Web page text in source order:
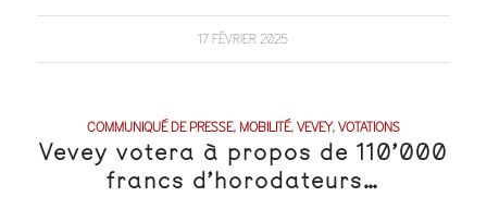
17 FÉVRIER 2025
COMMUNIQUÉ DE PRESSE, MOBILITÉ,VEVEY,VOTATIONS
Vevey votera à propos de 110’000
francs d’horodateurs…